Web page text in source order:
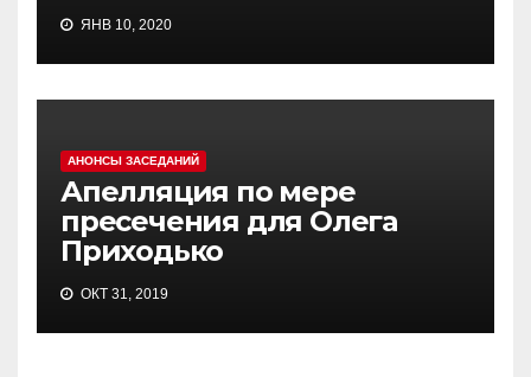
ЯНВ 10, 2020
АНОНСЫ ЗАСЕДАНИЙ
Апелляция по мере
пресечения для Олега
Приходько
ОКТ 31, 2019